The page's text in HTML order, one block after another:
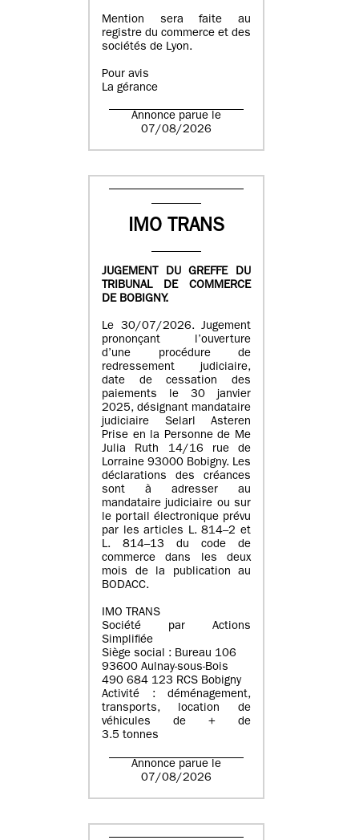
Mention sera faite au
registre du commerce et des
sociétés de Lyon.
Pour avis
La gérance
Annonce parue le
07/08/2026
IMO TRANS
JUGEMENT DU GREFFE DU
TRIBUNAL DE COMMERCE
DE BOBIGNY.
Le 30/07/2026. Jugement
prononçant l’ouverture
d’une procédure de
redressement judiciaire,
date de cessation des
paiements le 30 janvier
2025, désignant mandataire
judiciaire Selarl Asteren
Prise en la Personne de Me
Julia Ruth 14/16 rue de
Lorraine 93000 Bobigny. Les
déclarations des créances
sont à adresser au
mandataire judiciaire ou sur
le portail électronique prévu
par les articles L. 814–2 et
L. 814–13 du code de
commerce dans les deux
mois de la publication au
BODACC.
IMO TRANS
Société par Actions
Simplifiée
Siège social : Bureau 106
93600 Aulnay-sous-Bois
490 684 123 RCS Bobigny
Activité : déménagement,
transports, location de
véhicules de + de
3.5 tonnes
Annonce parue le
07/08/2026